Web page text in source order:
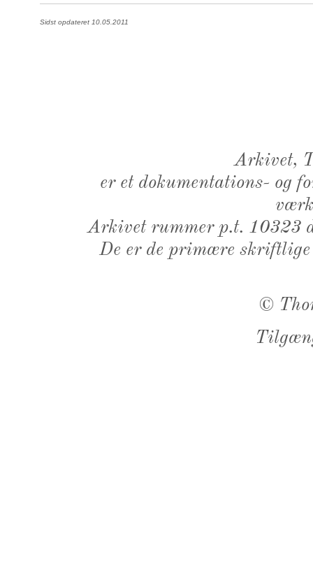
Sidst opdateret 10.05.2011
Arkivet,
er et dokumentations- og
Arkivet rummer p.t. 10323
De er de primære
©